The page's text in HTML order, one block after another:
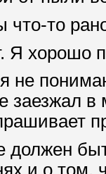
что-то
Я хорошо
не
заезжал
должен
и о том,